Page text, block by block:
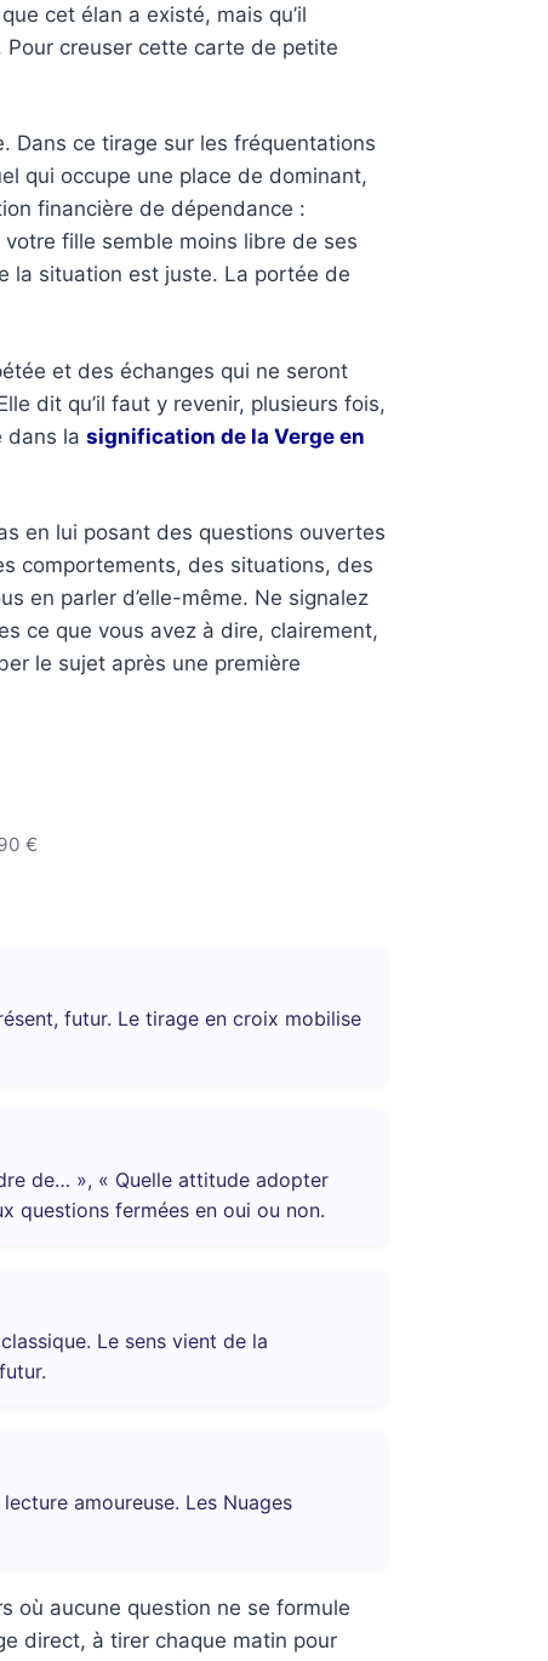
cet élan a existé, mais qu’il
Pour creuser cette carte de petite
Dans ce tirage sur les fréquentations
qui occupe une place de dominant,
financière de dépendance :
votre fille semble moins libre de ses
la situation est juste. La portée de
et des échanges qui ne seront
dit qu’il faut y revenir, plusieurs fois,
dans la signification de la Verge en
en lui posant des questions ouvertes
comportements, des situations, des
en parler d’elle-même. Ne signalez
ce que vous avez à dire, clairement,
le sujet après une première
€
futur. Le tirage en croix mobilise
de… », « Quelle attitude adopter
questions fermées en oui ou non.
Le sens vient de la
amoureuse. Les Nuages
où aucune question ne se formule
direct, à tirer chaque matin pour